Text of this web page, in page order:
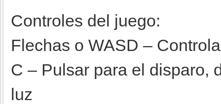
Controles del juego:
Flechas o WASD –
C – Pulsar para el disparo,
luz